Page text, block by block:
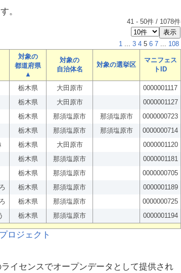
。
41 - 50件 / 1078件
1 ... 3 4 5 6 7 ... 108
対象の
都道府県
▲
対象の
自治体名
対象の選挙区
マニフェス
トID
栃木県 大田原市
0000001117
栃木県 大田原市
0000001127
栃木県 那須塩原市 那須塩原市
0000000723
栃木県 那須塩原市 那須塩原市
0000000714
栃木県 大田原市
0000001120
栃木県 那須塩原市
0000001181
栃木県 那須塩原市
0000000705
栃木県 那須塩原市
0000001189
栃木県 那須塩原市
0000000725
栃木県 那須塩原市 0000001194
イセンスでオープンデータとして提供され